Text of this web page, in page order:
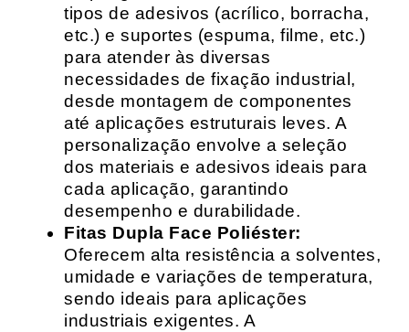
tipos de adesivos (acrílico, borracha,
etc.) e suportes (espuma, filme, etc.)
para atender às diversas
necessidades de fixação industrial,
desde montagem de componentes
até aplicações estruturais leves. A
personalização envolve a seleção
dos materiais e adesivos ideais para
cada aplicação, garantindo
desempenho e durabilidade.
Fitas Dupla Face Poliéster:
Oferecem alta resistência a solventes,
umidade e variações de temperatura,
sendo ideais para aplicações
industriais exigentes. A